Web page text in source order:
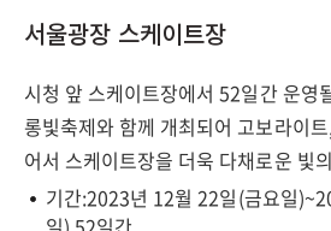
서울광장 스케이트장
시청 앞 스케이트장에서 52일간 운영
롱빛축제와 함께 개최되어 고보라이
어서 스케이트장을 더욱 다채로운 빛
기간:2023년 12월 22일(금요일